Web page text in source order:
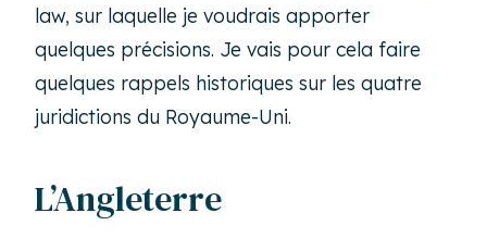
law, sur laquelle je voudrais apporter
quelques précisions. Je vais pour cela faire
quelques rappels historiques sur les quatre
juridictions du Royaume-Uni.
L’Angleterre